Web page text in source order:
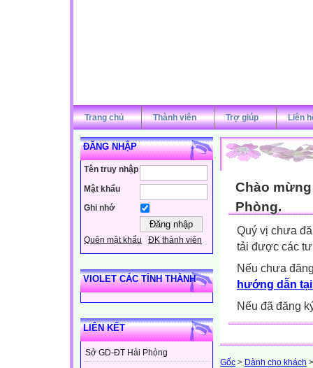
Trang chủ Thành viên Trợ giúp Liên
ĐĂNG NHẬP
Tên truy nhập
Mật khẩu
Ghi nhớ
Quên mật khẩu ĐK thành viên
VIOLET CÁC TỈNH THÀNH
LIÊN KẾT
Sở GD-ĐT Hải Phòng
Chào
Phòng.
Quý vị chưa
tải được các
Nếu chưa
hướng dẫn
Nếu đã đăng
Gốc > Dành cho khách >